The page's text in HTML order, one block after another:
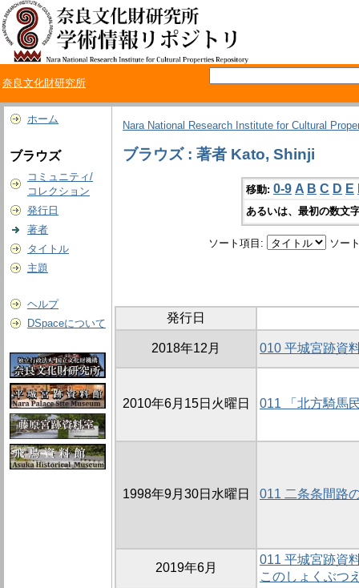
奈良文化財研究所
ホーム
ブラウズ
コミュニティ/
コレクション
発行日
著者
タイトル
主題
ヘルプ
DSpaceについて
Nara National Research Institute for Cultural
ブラウズ : 著者 Kato, Shinji
移動: 0-9 A B C D E
あるいは、最初の数文
ソート項目: ソー
発行日
2018年12月 010 平城宮跡資
2010年6月15日火曜日 011 「北方騎馬
1998年9月30日水曜日 011 二条条間路
2019年6月
011 平城宮跡資
このしょくぶつ